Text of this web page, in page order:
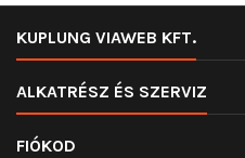
KUPLUNG VIAWEB KFT.
ALKATRÉSZ ÉS SZERVIZ
FIÓKOD